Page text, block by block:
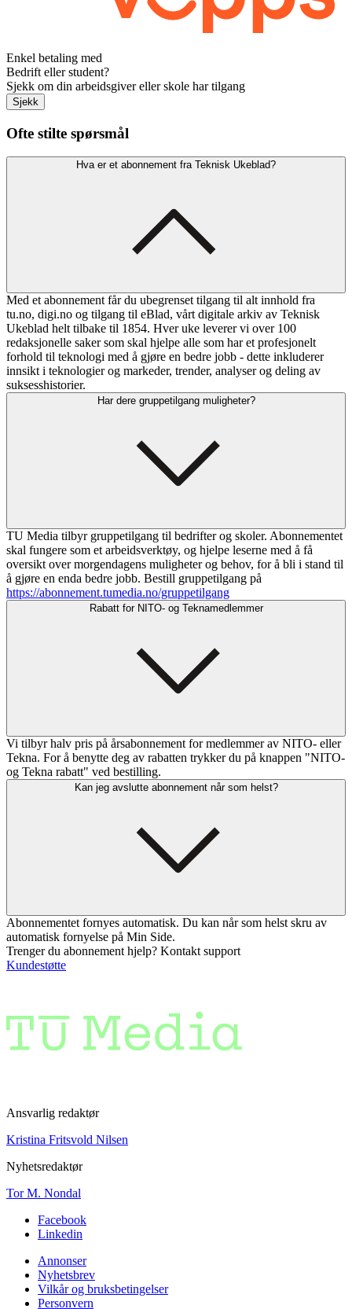
Enkel betaling med
Bedrift eller student?
Sjekk om din arbeidsgiver eller skole har tilgang
Sjekk
Ofte stilte spørsmål
Hva er et abonnement fra Teknisk Ukeblad?
Med et abonnement får du ubegrenset tilgang til alt innhold fra
tu.no, digi.no og tilgang til eBlad, vårt digitale arkiv av Teknisk
Ukeblad helt tilbake til 1854. Hver uke leverer vi over 100
redaksjonelle saker som skal hjelpe alle som har et profesjonelt
forhold til teknologi med å gjøre en bedre jobb - dette inkluderer
innsikt i teknologier og markeder, trender, analyser og deling av
suksesshistorier.
Har dere gruppetilgang muligheter?
TU Media tilbyr gruppetilgang til bedrifter og skoler. Abonnementet
skal fungere som et arbeidsverktøy, og hjelpe leserne med å få
oversikt over morgendagens muligheter og behov, for å bli i stand til
å gjøre en enda bedre jobb. Bestill gruppetilgang på
https://abonnement.tumedia.no/gruppetilgang
Rabatt for NITO- og Teknamedlemmer
Vi tilbyr halv pris på årsabonnement for medlemmer av NITO- eller
Tekna. For å benytte deg av rabatten trykker du på knappen "NITO-
og Tekna rabatt" ved bestilling.
Kan jeg avslutte abonnement når som helst?
Abonnementet fornyes automatisk. Du kan når som helst skru av
automatisk fornyelse på Min Side.
Trenger du abonnement hjelp? Kontakt support
Kundestøtte
Ansvarlig redaktør
Kristina Fritsvold Nilsen
Nyhetsredaktør
Tor M. Nondal
Facebook
Linkedin
Annonser
Nyhetsbrev
Vilkår og bruksbetingelser
Personvern